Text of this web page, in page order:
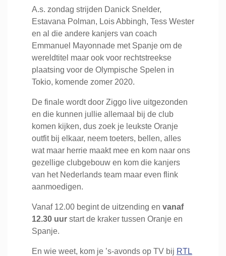
A.s. zondag strijden Danick Snelder,
Estavana Polman, Lois Abbingh, Tess Wester
en al die andere kanjers van coach
Emmanuel Mayonnade met Spanje om de
wereldtitel maar ook voor rechtstreekse
plaatsing voor de Olympische Spelen in
Tokio, komende zomer 2020.
De finale wordt door Ziggo live uitgezonden
en die kunnen jullie allemaal bij de club
komen kijken, dus zoek je leukste Oranje
outfit bij elkaar, neem toeters, bellen, alles
wat maar herrie maakt mee en kom naar ons
gezellige clubgebouw en kom die kanjers
van het Nederlands team maar even flink
aanmoedigen.
Vanaf 12.00 begint de uitzending en vanaf
12.30 uur start de kraker tussen Oranje en
Spanje.
En wie weet, kom je ’s-avonds op TV bij RTL